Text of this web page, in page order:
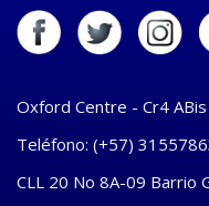
Oxford Centre - Cr4
Teléfono: (+57)
CLL 20 No 8A-09 Barrio